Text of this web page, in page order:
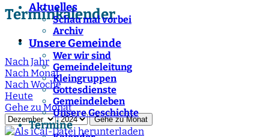
Aktuelles
Schau mal vorbei
Archiv
Unsere Gemeinde
Wer wir sind
Gemeindeleitung
Kleingruppen
Gottesdienste
Gemeindeleben
Unsere Geschichte
Termine
Terminkalender
Nach Jahr
Nach Monat
Nach Woche
Heute
Gehe zu Monat
Gehe zu Monat